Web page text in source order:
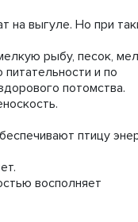
на выгуле. Но при
рыбу, песок,
и по
потомства.
птицу
восполняет